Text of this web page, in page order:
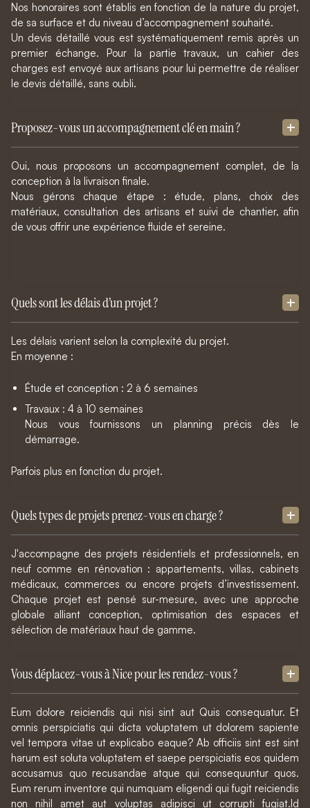
Nos honoraires sont établis en fonction de la nature du projet,
de sa surface et du niveau d’accompagnement souhaité.
Un devis détaillé vous est systématiquement remis après un
premier échange. Pour la partie travaux, un cahier des
charges est envoyé aux artisans pour lui permettre de réaliser
le devis détaillé, sans oubli.
Proposez-vous un accompagnement clé en main ?
Oui, nous proposons un accompagnement complet, de la
conception à la livraison finale.
Nous gérons chaque étape : étude, plans, choix des
matériaux, consultation des artisans et suivi de chantier, afin
de vous offrir une expérience fluide et sereine.
Quels sont les délais d’un projet ?
Les délais varient selon la complexité du projet.
En moyenne :
Étude et conception : 2 à 6 semaines
Travaux : 4 à 10 semaines
Nous vous fournissons un planning précis dès le
démarrage.
Parfois plus en fonction du projet.
Quels types de projets prenez-vous en charge ?
J'accompagne des projets résidentiels et professionnels, en
neuf comme en rénovation : appartements, villas, cabinets
médicaux, commerces ou encore projets d’investissement.
Chaque projet est pensé sur-mesure, avec une approche
globale alliant conception, optimisation des espaces et
sélection de matériaux haut de gamme.
Vous déplacez-vous à Nice pour les rendez-vous ?
Eum dolore reiciendis qui nisi sint aut Quis consequatur. Et
omnis perspiciatis qui dicta voluptatem ut dolorem sapiente
vel tempora vitae ut explicabo eaque? Ab officiis sint est sint
harum est soluta voluptatem et saepe perspiciatis eos quidem
accusamus quo recusandae atque qui consequuntur quos.
Eum rerum inventore qui numquam eligendi qui fugit reiciendis
non nihil amet aut voluptas adipisci ut corrupti fugiat.Id